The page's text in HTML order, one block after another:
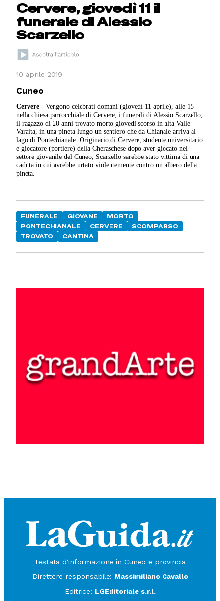
Cervere, giovedì 11 il
funerale di Alessio
Scarzello
10 aprile 2019
Cuneo
Cervere - Vengono celebrati domani (giovedì 11 aprile), alle 15
nella chiesa parrocchiale di Cervere, i funerali di Alessio Scarzello,
il ragazzo di 20 anni trovato morto giovedì scorso in alta Valle
Varaita, in una pineta lungo un sentiero che da Chianale arriva al
lago di Pontechianale. Originario di Cervere, studente universitario
e giocatore (portiere) della Cheraschese dopo aver giocato nel
settore giovanile del Cuneo, Scarzello sarebbe stato vittima di una
caduta in cui avrebbe urtato violentemente contro un albero della
pineta.
FUNERALE GIOVANE
MORTO
PONTECHIANALE
CERVERE
SCOMPARSO
TROVATO
CANTINA
Testata d'informazione in Cuneo e provincia
Direttore responsabile: Massimiliano Cavallo
Editrice: LGEditoriale s.r.l.